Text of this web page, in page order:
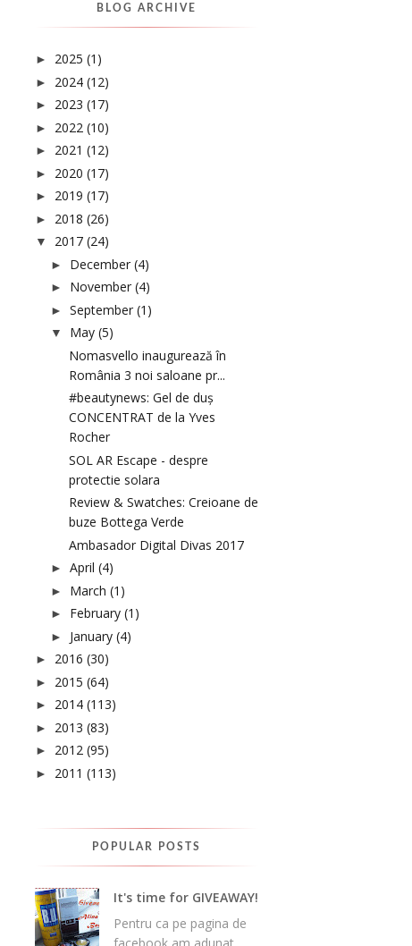
BLOG ARCHIVE
► 2025 (1)
► 2024 (12)
► 2023 (17)
► 2022 (10)
► 2021 (12)
► 2020 (17)
► 2019 (17)
► 2018 (26)
▼ 2017 (24)
► December (4)
► November (4)
► September (1)
▼ May (5)
Nomasvello inaugurează în
România 3 noi saloane pr...
#beautynews: Gel de duș
CONCENTRAT de la Yves
Rocher
SOL AR Escape - despre
protectie solara
Review & Swatches: Creioane de
buze Bottega Verde
Ambasador Digital Divas 2017
► April (4)
► March (1)
► February (1)
► January (4)
► 2016 (30)
► 2015 (64)
► 2014 (113)
► 2013 (83)
► 2012 (95)
► 2011 (113)
POPULAR POSTS
It's time for GIVEAWAY!
Pentru ca pe pagina de